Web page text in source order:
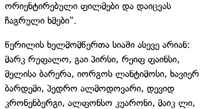
ორიენტირებული ფილმები და დაიცვას
ჩაგრული ხმები".
წერილის ხელმომწერთა სიაში ასევე არიან:
მარკ რუფალო, გაი პირსი, რეიფ ფაინსი,
მელისა ბარერა, იორგოს ლანტიმოსი, ხავიერ
ბარდემი, პედრო ალმოდოვარი, დევიდ
კრონენბერგი, ალფონსო კუარონი, მაიკ ლი,